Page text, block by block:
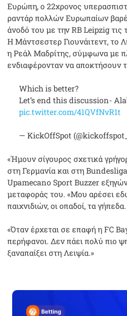
Ευρώπη, ο 22χρονος
ραντάρ πολλών Ευρωπαίων
άνοδό του με την RB Leipzig τις
Η Μάντσεστερ Γιουνάιτεντ, το
η Ρεάλ Μαδρίτης, σύμφωνα με
ενδιαφέρονταν να αποκτήσουν
Which is better?
Let’s end this discussion-
pic.twitter.com/41QVfNvR1t
— KickOffSpot
«Ήμουν σίγουρος σχετικά
στη Γερμανία και στη
Upamecano Sport Buzzer
μεταφοράς του. «Μου αρέσει
παιχνιδιών, οι οπαδοί, τα γήπεδα.
«Όταν έρχεται σε επαφή η FC
περήφανοι. Δεν πάει πολύ πιο
ξαναπαίξει στη Λειψία.»